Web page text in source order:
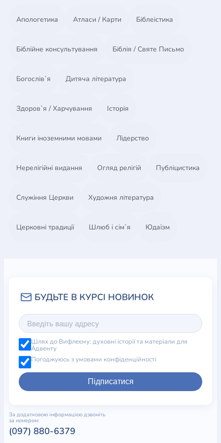
Апологетика Атласи / Карти Біблеістика
Біблійне консультування Біблія / Святе Письмо
Богослів`я Дитяча література
Здоров`я / Харчування Історія
Книги іноземними мовами Лідерство
Нерелігійні видання Огляд релігій Публіцистика
Служіння Церкви Художня література
Церковні традиції Шлюб і сім`я Юдаїзм
Шлях до Вифлеєму: духовні історії та матеріали для
Адвенту
Погоджуюсь з умовами конфіденційності
Підписатися
За додатковою інформацією дзвоніть
за номером:
(097) 880-6379